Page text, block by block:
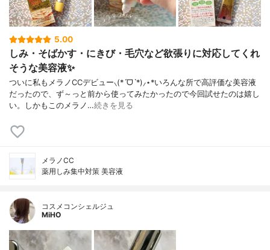
5.00
しみ・そばかす・にきび・毛穴など欲張りに対応してくれ
そうな美容液✨
ついに私もメラノCCデビュー⸜(*ˊᗜˋ*)⸝⋆*いろんな所で高評価な美容液
だったので、ず～っと前から使ってみたかったので今回試せたのは嬉し
い。しかもこのメラノ…続きを見る
メラノCC
薬用しみ集中対策 美容液
コスメコンシェルジュ
MiHO